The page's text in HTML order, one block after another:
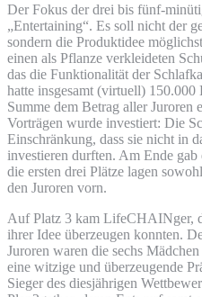
Der Fokus der drei bis fünf-
„Entertaining“. Es soll nicht der
sondern die Produktidee
einen als Pflanze verkleideten
das die Funktionalität der
hatte insgesamt (virtuell)
Summe dem Betrag aller Juroren
Vorträgen wurde investiert: Die
Einschränkung, dass sie nicht in
investieren durften. Am Ende gab
die ersten drei Plätze lagen
den Juroren vorn.
Auf Platz 3 kam LifeCHAINger,
ihrer Idee überzeugen konnten.
Juroren waren die sechs
eine witzige und überzeugende
Sieger des diesjährigen